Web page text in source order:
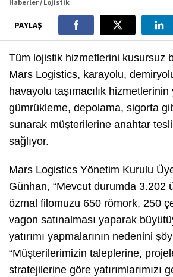
Haberler / Lojistik
PAYLAŞ
Tüm lojistik hizmetlerini kusursuz
Mars Logistics, karayolu,
havayolu taşımacılık hizmetlerinin
gümrükleme, depolama, sigorta
sunarak müşterilerine anahtar
sağlıyor.
Mars Logistics Yönetim Kurulu
Günhan, “Mevcut durumda 3.202
özmal filomuzu 650 römork, 250
vagon satınalması yaparak
yatırımı yapmalarının nedenini
“Müşterilerimizin taleplerine,
stratejilerine göre yatırımlarımızı